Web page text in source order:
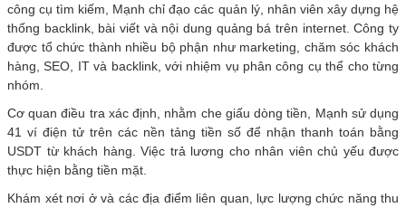
công cụ tìm kiếm, Mạnh chỉ đạo các quản lý, nhân viên xây dựng hệ
thống backlink, bài viết và nội dung quảng bá trên internet. Công ty
được tổ chức thành nhiều bộ phận như marketing, chăm sóc khách
hàng, SEO, IT và backlink, với nhiệm vụ phân công cụ thể cho từng
nhóm.
Cơ quan điều tra xác định, nhằm che giấu dòng tiền, Mạnh sử dụng
41 ví điện tử trên các nền tảng tiền số để nhận thanh toán bằng
USDT từ khách hàng. Việc trả lương cho nhân viên chủ yếu được
thực hiện bằng tiền mặt.
Khám xét nơi ở và các địa điểm liên quan, lực lượng chức năng thu